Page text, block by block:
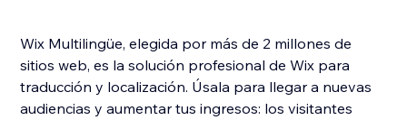
Wix Multilingüe, elegida por más de 2 millones de
sitios web, es la solución profesional de Wix para
traducción y localización. Úsala para llegar a nuevas
audiencias y aumentar tus ingresos: los visitantes